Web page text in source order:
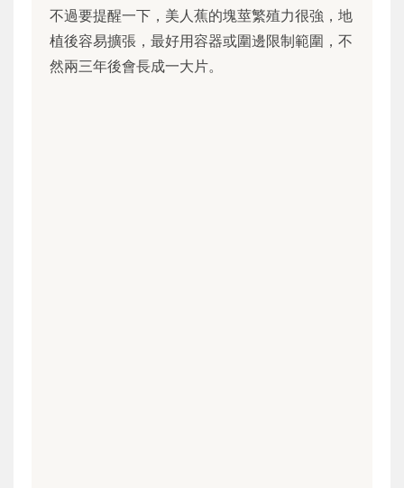
不過要提醒一下，美人蕉的塊莖繁殖力很強，地
植後容易擴張，最好用容器或圍邊限制範圍，不
然兩三年後會長成一大片。